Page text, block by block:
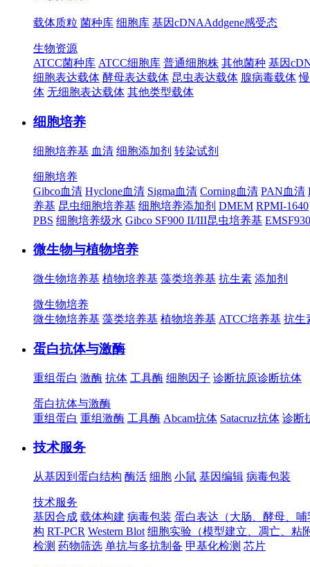
载体质粒 菌种库 细胞库 基因cDNAAddgene感受态
生物资源
ATCC菌种库 ATCC细胞库 普通细胞株 其他菌种 基因
细胞表达载体 酵母表达载体 昆虫表达载体 腺病毒载体
体 无细胞表达载体 其他类型载体
细胞培养
细胞培养基 血清 细胞添加剂 转染试剂
细胞培养
Gibco血清 Hyclone血清 Sigma血清 Corning血清 PAN血清
养基 昆虫细胞培养基 细胞培养添加剂 DMEM RPMI-1640
PBS 细胞培养级水 Gibco SF900 II/III昆虫培养基
微生物与植物培养
微生物培养基 植物培养基 藻类培养基 抗生素 添加剂
微生物培养
微生物培养基 藻类培养基 植物培养基 ATCC培养基 抗生
蛋白抗体与激酶
重组蛋白 激酶 抗体 工具酶 细胞因子 诊断抗原诊断抗体
蛋白抗体与激酶
重组蛋白 重组激酶 工具酶 Abcam抗体 Satacruz抗体 诊断
技术服务
从基因到蛋白结构 酶活 细胞 小鼠 基因编辑 病毒包装
技术服务
基因合成 载体构建 病毒包装 蛋白表达（大肠、酵母、
构 RT-PCR Western Blot 细胞实验（模型建立、凋亡、粘
检测 药物筛选 单抗与多抗制备 甲基化检测 芯片